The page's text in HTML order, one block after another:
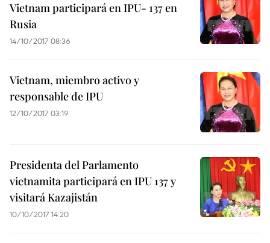
Vietnam participará en IPU- 137 en
Rusia
14/10/2017 08:36
Vietnam, miembro activo y
responsable de IPU
12/10/2017 03:19
Presidenta del Parlamento
vietnamita participará en IPU 137 y
visitará Kazajistán
10/10/2017 14:20